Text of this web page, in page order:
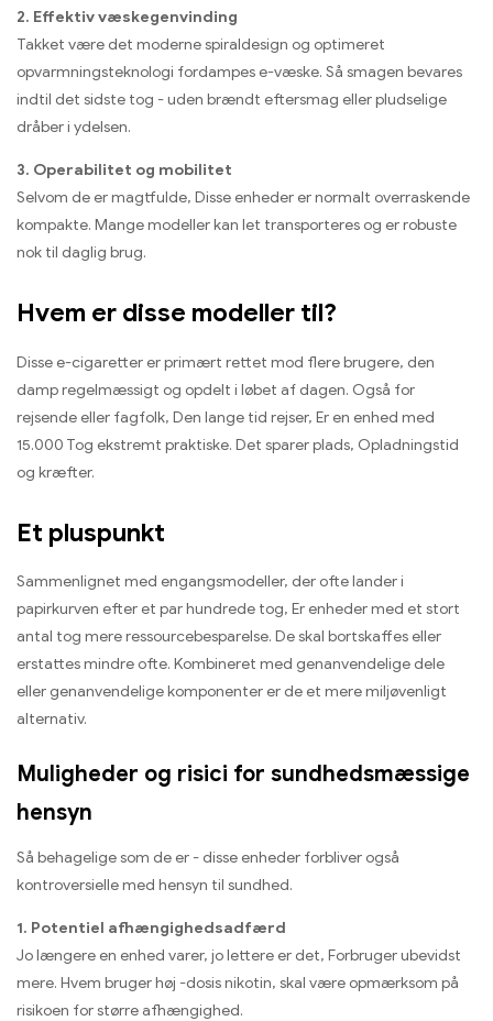
2. Effektiv væskegenvinding
Takket være det moderne spiraldesign og optimeret
opvarmningsteknologi fordampes e-væske. Så smagen bevares
indtil det sidste tog - uden brændt eftersmag eller pludselige
dråber i ydelsen.
3. Operabilitet og mobilitet
Selvom de er magtfulde, Disse enheder er normalt overraskende
kompakte. Mange modeller kan let transporteres og er robuste
nok til daglig brug.
Hvem er disse modeller til?
Disse e-cigaretter er primært rettet mod flere brugere, den
damp regelmæssigt og opdelt i løbet af dagen. Også for
rejsende eller fagfolk, Den lange tid rejser, Er en enhed med
15.000 Tog ekstremt praktiske. Det sparer plads, Opladningstid
og kræfter.
Et pluspunkt
Sammenlignet med engangsmodeller, der ofte lander i
papirkurven efter et par hundrede tog, Er enheder med et stort
antal tog mere ressourcebesparelse. De skal bortskaffes eller
erstattes mindre ofte. Kombineret med genanvendelige dele
eller genanvendelige komponenter er de et mere miljøvenligt
alternativ.
Muligheder og risici for sundhedsmæssige
hensyn
Så behagelige som de er - disse enheder forbliver også
kontroversielle med hensyn til sundhed.
1. Potentiel afhængighedsadfærd
Jo længere en enhed varer, jo lettere er det, Forbruger ubevidst
mere. Hvem bruger høj -dosis nikotin, skal være opmærksom på
risikoen for større afhængighed.